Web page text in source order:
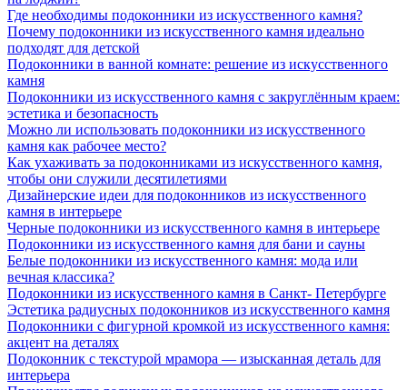
Где необходимы подоконники из искусственного камня?
Почему подоконники из искусственного камня идеально
подходят для детской
Подоконники в ванной комнате: решение из искусственного
камня
Подоконники из искусственного камня с закруглённым краем:
эстетика и безопасность
Можно ли использовать подоконники из искусственного
камня как рабочее место?
Как ухаживать за подоконниками из искусственного камня,
чтобы они служили десятилетиями
Дизайнерские идеи для подоконников из искусственного
камня в интерьере
Черные подоконники из искусственного камня в интерьере
Подоконники из искусственного камня для бани и сауны
Белые подоконники из искусственного камня: мода или
вечная классика?
Подоконники из искусственного камня в Санкт- Петербурге
Эстетика радиусных подоконников из искусственного камня
Подоконники с фигурной кромкой из искусственного камня:
акцент на деталях
Подоконник с текстурой мрамора — изысканная деталь для
интерьера